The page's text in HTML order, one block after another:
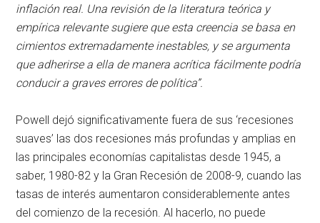
inflación real. Una revisión de la literatura teórica y
empírica relevante sugiere que esta creencia se basa en
cimientos extremadamente inestables, y se argumenta
que adherirse a ella de manera acrítica fácilmente podría
conducir a graves errores de política”.
Powell dejó significativamente fuera de sus ‘recesiones
suaves’ las dos recesiones más profundas y amplias en
las principales economías capitalistas desde 1945, a
saber, 1980-82 y la Gran Recesión de 2008-9, cuando las
tasas de interés aumentaron considerablemente antes
del comienzo de la recesión. Al hacerlo, no puede